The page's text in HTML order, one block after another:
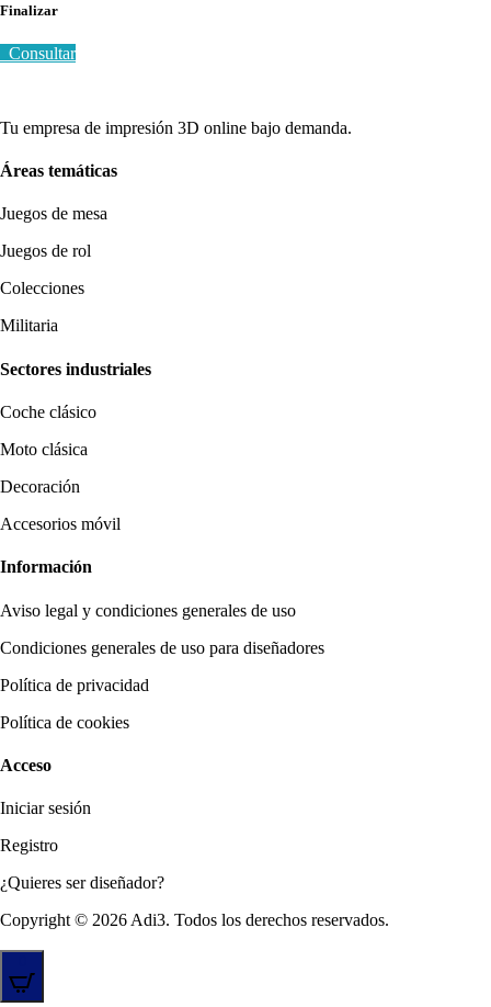
Finalizar
Consultar
Tu empresa de impresión 3D online bajo demanda.
Áreas temáticas
Juegos de mesa
Juegos de rol
Colecciones
Militaria
Sectores industriales
Coche clásico
Moto clásica
Decoración
Accesorios móvil
Información
Aviso legal y condiciones generales de uso
Condiciones generales de uso para diseñadores
Política de privacidad
Política de cookies
Acceso
Iniciar sesión
Registro
¿Quieres ser diseñador?
Copyright © 2026 Adi3. Todos los derechos reservados.